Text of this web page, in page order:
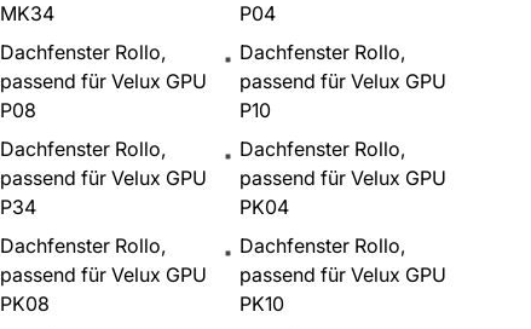
MK34
P04
Dachfenster Rollo,
passend für Velux GPU
P08
Dachfenster Rollo,
passend für Velux GPU
P10
Dachfenster Rollo,
passend für Velux GPU
P34
Dachfenster Rollo,
passend für Velux GPU
PK04
Dachfenster Rollo,
passend für Velux GPU
PK08
Dachfenster Rollo,
passend für Velux GPU
PK10